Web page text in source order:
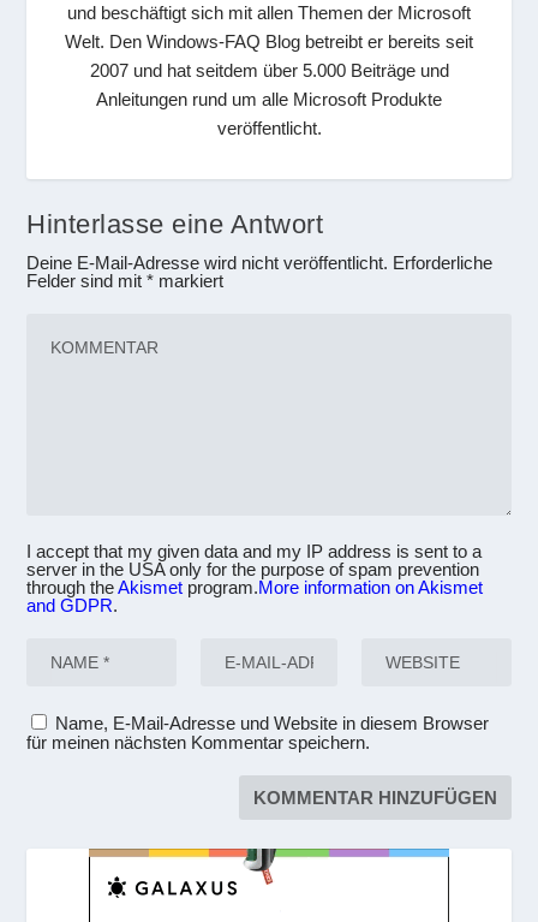
und beschäftigt sich mit allen Themen der Microsoft
Welt. Den Windows-FAQ Blog betreibt er bereits seit
2007 und hat seitdem über 5.000 Beiträge und
Anleitungen rund um alle Microsoft Produkte
veröffentlicht.
Hinterlasse eine Antwort
Deine E-Mail-Adresse wird nicht veröffentlicht. Erforderliche
Felder sind mit* markiert
I accept that my given data and my IP address is sent to a
server in the USA only for the purpose of spam prevention
through theAkismet program.More information on Akismet
and GDPR.
Name, E-Mail-Adresse und Website in diesem Browser
für meinen nächsten Kommentar speichern.